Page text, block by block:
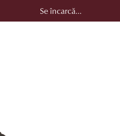
Se încarcă...